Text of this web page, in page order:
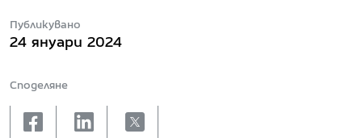
Публикувано
24 януари 2024
Споделяне
facebooklinkedinX